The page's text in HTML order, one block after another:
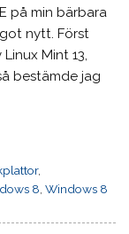
på min bärbara
nytt. Först
Mint 13,
bestämde jag
,
8,Windows 8